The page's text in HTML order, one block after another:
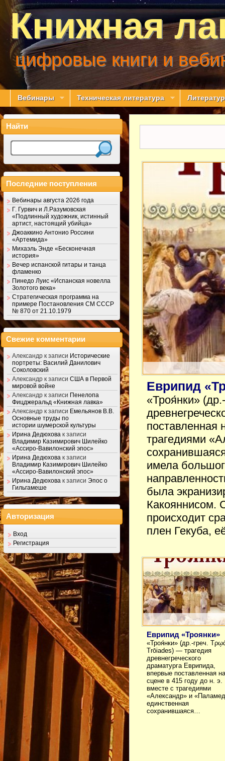
Книжная
цифровые книги и
Вебинары Техническая литература
Еврипид
«Троя́нки»
поставленная
трагедиями
имела
была
Какояннисом.
происходит
плен Гекуба,
Еврипид «Троянки»
«Троя́нки» (др.-греч.
Trōiades) — трагедия
древнегреческого
драматурга Еврипида,
впервые поставленная на
сцене в 415 году до н. э.
вместе с трагедиями
«Александр» и
единственная
сохранившаяся…
Найти
Последние поступления
Вебинары августа 2026 года
Г. Гурвич и Л.Разумовская
«Подлинный художник, истинный
артист, настоящий убийца»
Джоаккино Антонио Россини
«Артемида»
Михаэль Энде «Бесконечная
история»
Вечер испанской гитары и танца
фламенко
Пинедо Луис «Испанская новелла
Золотого века»
Стратегическая программа на
примере Постановления СМ СССР
№ 870 от 21.10.1979
Свежие комментарии
Александр к записи Исторические
портреты: Василий Данилович
Соколовский
Александр к записи США в Первой
мировой войне
Александр к записи Пенелопа
Фицджеральд «Книжная лавка»
Александр к записи Емельянов В.В.
Основные труды по
истории шумерской культуры
Ирина Дедюхова к записи
Владимир Казимирович Шилейко
«Ассиро-Вавилонский эпос»
Ирина Дедюхова к записи
Владимир Казимирович Шилейко
«Ассиро-Вавилонский эпос»
Ирина Дедюхова к записи Эпос о
Гильгамеше
Авторизация
Вход
Регистрация